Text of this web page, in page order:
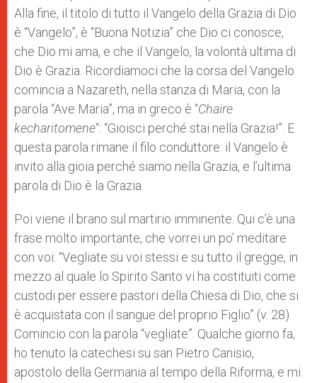
Alla fine, il titolo di tutto il Vangelo della Grazia di Dio
è “Vangelo”, è “Buona Notizia” che Dio ci conosce,
che Dio mi ama, e che il Vangelo, la volontà ultima di
Dio è Grazia. Ricordiamoci che la corsa del Vangelo
comincia a Nazareth, nella stanza di Maria, con la
parola “Ave Maria”, ma in greco è “Chaire
kecharitomene“: “Gioisci perché stai nella Grazia!”. E
questa parola rimane il filo conduttore: il Vangelo è
invito alla gioia perché siamo nella Grazia, e l’ultima
parola di Dio è la Grazia.
Poi viene il brano sul martirio imminente. Qui c’è una
frase molto importante, che vorrei un po’ meditare
con voi: “Vegliate su voi stessi e su tutto il gregge, in
mezzo al quale lo Spirito Santo vi ha costituiti come
custodi per essere pastori della Chiesa di Dio, che si
è acquistata con il sangue del proprio Figlio” (v. 28).
Comincio con la parola “vegliate”. Qualche giorno fa,
ho tenuto la catechesi su san Pietro Canisio,
apostolo della Germania al tempo della Riforma, e mi